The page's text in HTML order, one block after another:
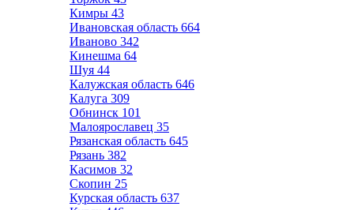
Кимры 43
Ивановская область 664
Иваново 342
Кинешма 64
Шуя 44
Калужская область 646
Калуга 309
Обнинск 101
Малоярославец 35
Рязанская область 645
Рязань 382
Касимов 32
Скопин 25
Курская область 637